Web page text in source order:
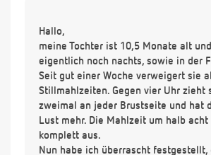
Hallo,
meine Tochter ist 10,5 Monate alt
eigentlich noch nachts, sowie in der
Seit gut einer Woche verweigert sie
Stillmahlzeiten. Gegen vier Uhr zieht
zweimal an jeder Brustseite und hat
Lust mehr. Die Mahlzeit um halb acht
komplett aus.
Nun habe ich überrascht festgestellt,